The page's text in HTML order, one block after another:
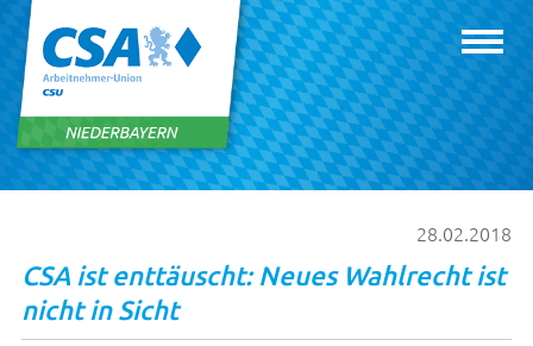
28.02.2018
CSA ist enttäuscht: Neues Wahlrecht ist
nicht in Sicht